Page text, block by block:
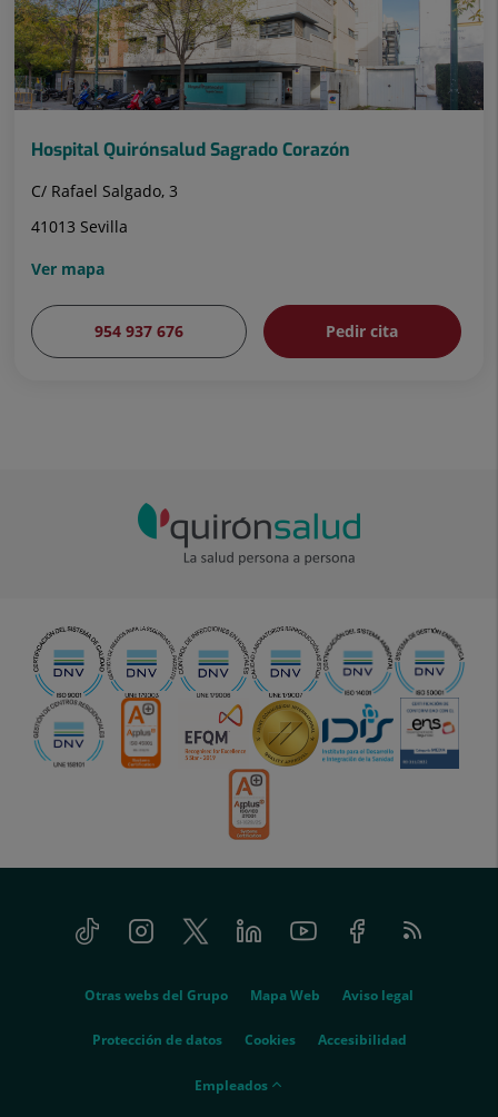
Hospital Quirónsalud Sagrado Corazón
C/ Rafael Salgado, 3
41013 Sevilla
Ver mapa
954 937 676 Pedir cita
Tiktok InstagramTwitter LinkedinYoutube FacebookFeed
RSS
Otras webs del Grupo Mapa Web Aviso legal
Protección de datos Cookies Accesibilidad
empleados
Empleados